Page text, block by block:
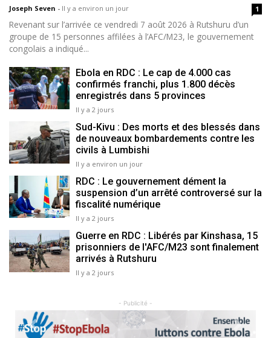
Joseph Seven - Il y a environ un jour 1
Revenant sur l’arrivée ce vendredi 7 août 2026 à Rutshuru d’un
groupe de 15 personnes affilées à l’AFC/M23, le gouvernement
congolais a indiqué...
Ebola en RDC : Le cap de 4.000 cas
confirmés franchi, plus 1.800 décès
enregistrés dans 5 provinces
Il y a 2 jours
Sud-Kivu : Des morts et des blessés dans
de nouveaux bombardements contre les
civils à Lumbishi
Il y a environ un jour
RDC : Le gouvernement dément la
suspension d’un arrêté controversé sur la
fiscalité numérique
Il y a 2 jours
Guerre en RDC : Libérés par Kinshasa, 15
prisonniers de l'AFC/M23 sont finalement
arrivés à Rutshuru
Il y a 2 jours
- Publicité -
Previous Next